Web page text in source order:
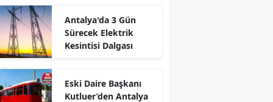
Antalya'da 3 Gün
Sürecek Elektrik
Kesintisi Dalgası
Eski Daire Başkanı
Kutluer’den Antalya